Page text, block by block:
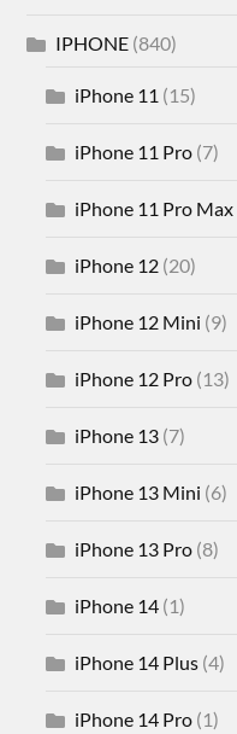
IPHONE (840)
iPhone 11 (15)
iPhone 11 Pro (7)
iPhone 11 Pro Max
iPhone 12 (20)
iPhone 12 Mini (9)
iPhone 12 Pro (13)
iPhone 13 (7)
iPhone 13 Mini (6)
iPhone 13 Pro (8)
iPhone 14 (1)
iPhone 14 Plus (4)
iPhone 14 Pro (1)